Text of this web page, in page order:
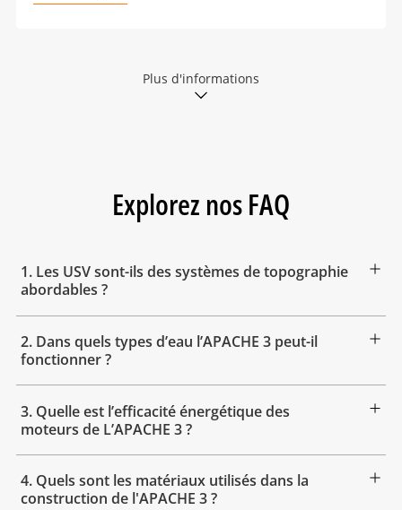
Plus d'informations
Explorez nos FAQ
1. Les USV sont-ils des systèmes de topographie
abordables ?
2. Dans quels types d’eau l’APACHE 3 peut-il
fonctionner ?
3. Quelle est l’efficacité énergétique des
moteurs de L’APACHE 3 ?
4. Quels sont les matériaux utilisés dans la
construction de l'APACHE 3 ?